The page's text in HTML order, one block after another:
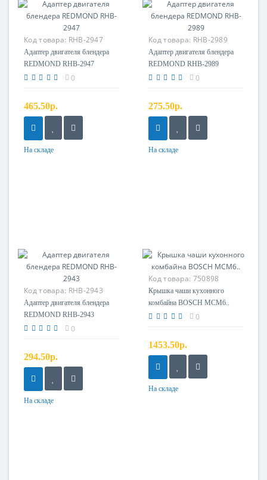
Код товара: RHB-2947
Адаптер двигателя
Адаптер двигателя блендера
REDMOND RHB-2947
0
465.50р.
На складе
Код товара: RHB-2989
Адаптер двигателя
Адаптер двигателя блендера
REDMOND RHB-2989
0
275.50р.
На складе
Код товара: RHB-2943
Адаптер двигателя
Адаптер двигателя блендера
REDMOND RHB-2943
0
294.50р.
На складе
Код товара: 750898
Крышка чаши кухонного
комбайна BOSCH MCM6..
0
1453.50р.
На складе